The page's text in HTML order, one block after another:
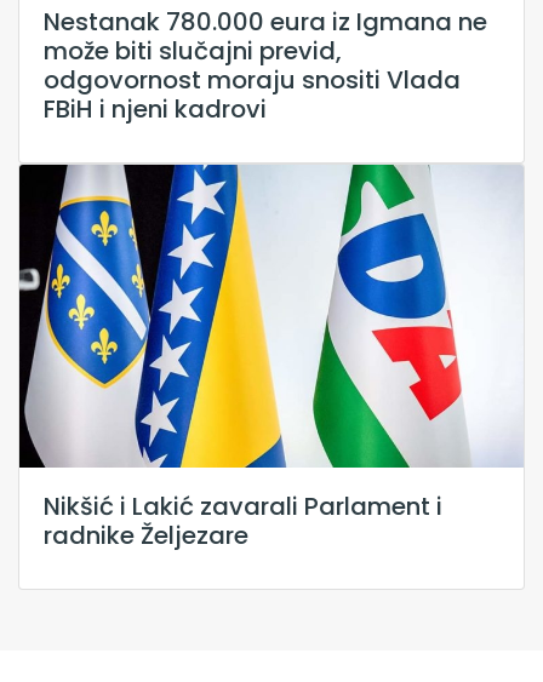
Nestanak 780.000 eura iz Igmana ne
može biti slučajni previd,
odgovornost moraju snositi Vlada
FBiH i njeni kadrovi
Nikšić i Lakić zavarali Parlament i
radnike Željezare